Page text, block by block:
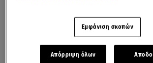
με τη Ζήνα
Εμφάνιση σκοπών
Απόρριψη όλων